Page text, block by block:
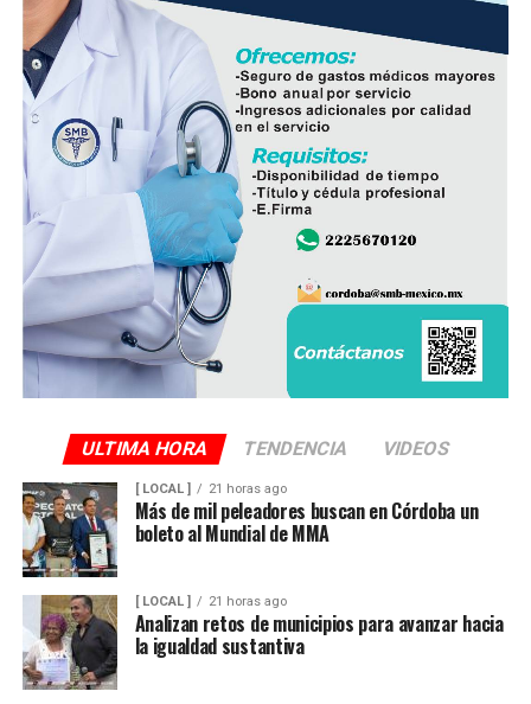
ULTIMA HORA TENDENCIA VIDEOS
[ LOCAL ] 21 horas ago
Más de mil peleadores buscan en Córdoba un
boleto al Mundial de MMA
[ LOCAL ] 21 horas ago
Analizan retos de municipios para avanzar hacia
la igualdad sustantiva